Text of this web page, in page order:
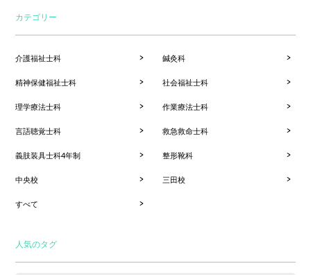
カテゴリー
介護福祉士科 鍼灸科
精神保健福祉士科 社会福祉士科
理学療法士科 作業療法士科
言語聴覚士科 救急救命士科
義肢装具士科4年制 整形靴科
中央校 三田校
すべて
人気のタグ